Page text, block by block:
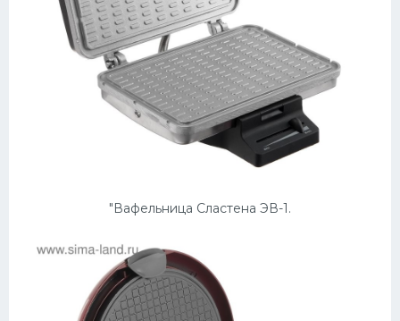
"Вафельница Сластена ЭВ-1.